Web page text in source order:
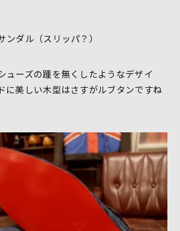
ンダル（スリッパ？）
ューズの踵を無くしたようなデザイ
に美しい木型はさすがルブタンですね